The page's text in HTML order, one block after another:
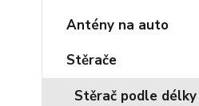
Antény na auto
Stěrače
Stěrač podle délky